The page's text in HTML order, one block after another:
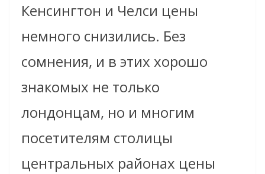
Кенсингтон и Челси цены
немного снизились. Без
сомнения, и в этих хорошо
знакомых не только
лондонцам, но и многим
посетителям столицы
центральных районах цены